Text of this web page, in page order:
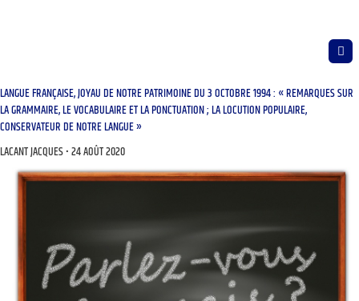
LANGUE FRANÇAISE, JOYAU DE NOTRE PATRIMOINE DU 3 OCTOBRE 1994 : « REMARQUES SUR
LA GRAMMAIRE, LE VOCABULAIRE ET LA PONCTUATION ; LA LOCUTION POPULAIRE,
CONSERVATEUR DE NOTRE LANGUE »
LACANT JACQUES 24 AOÛT 2020